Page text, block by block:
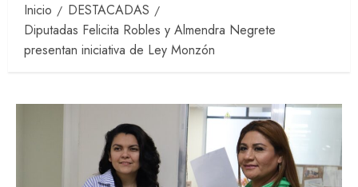
Inicio
DESTACADAS
Diputadas Felicita Robles y Almendra Negrete
presentan iniciativa de Ley Monzón